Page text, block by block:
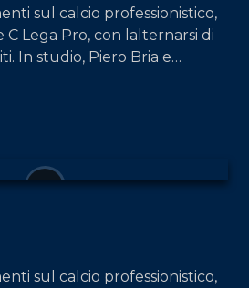
sul calcio professionistico,
C Lega Pro, con lalternarsi di
In studio, Piero Bria e
sul calcio professionistico,